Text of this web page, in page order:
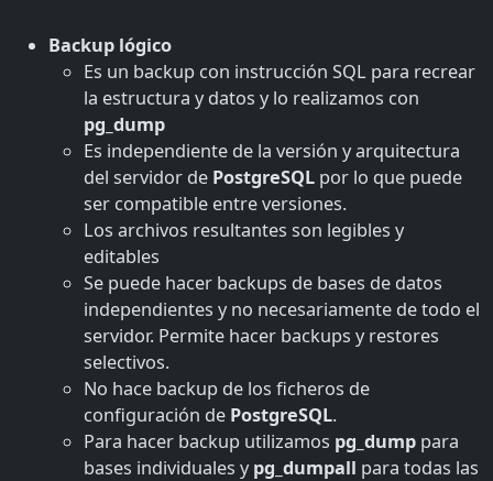
Backup lógico
Es un backup con instrucción SQL para recrear
la estructura y datos y lo realizamos con
pg_dump
Es independiente de la versión y arquitectura
del servidor de PostgreSQL por lo que puede
ser compatible entre versiones.
Los archivos resultantes son legibles y
editables
Se puede hacer backups de bases de datos
independientes y no necesariamente de todo el
servidor. Permite hacer backups y restores
selectivos.
No hace backup de los ficheros de
configuración de PostgreSQL.
Para hacer backup utilizamos pg_dump para
bases individuales ypg_dumpall para todas las